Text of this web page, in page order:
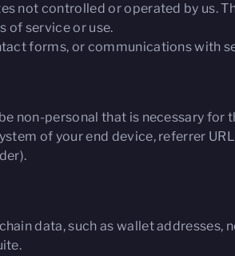
not controlled or operated by us.
of service or use.
forms, or communications with
non-personal that is necessary
of your end device, referrer
data, such as wallet addresses,